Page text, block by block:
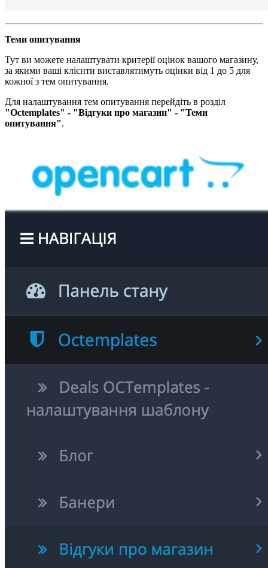
Теми опитування​
Тут ви можете налаштувати критерії оцінок вашого магазину,
за якими ваші клієнти виставлятимуть оцінки від 1 до 5 для
кожної з тем опитування.
Для налаштування тем опитування перейдіть в розділ
"Octemplates" - "Відгуки про магазин" - "Теми
опитування".